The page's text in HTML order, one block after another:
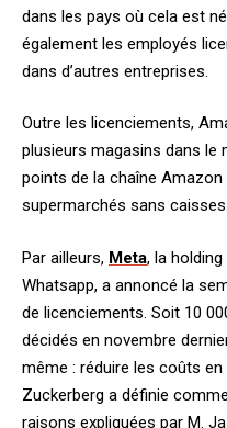
dans les pays où cela est
également les employés
dans d’autres entreprises.
Outre les licenciements,
plusieurs magasins dans le
points de la chaîne Amazon
supermarchés sans caisses.
Par ailleurs, Meta, la
Whatsapp, a annoncé la
de licenciements. Soit 10
décidés en novembre
même : réduire les coûts en
Zuckerberg a définie
raisons expliquées par M.